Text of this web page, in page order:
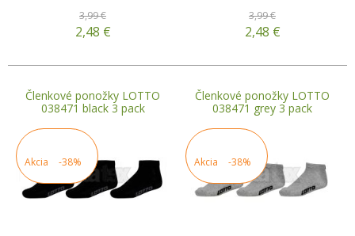
3,99 €
2,48 €
3,99 €
2,48 €
Členkové ponožky LOTTO
038471 black 3 pack
Akcia -38%
Členkové ponožky LOTTO
038471 grey 3 pack
Akcia -38%